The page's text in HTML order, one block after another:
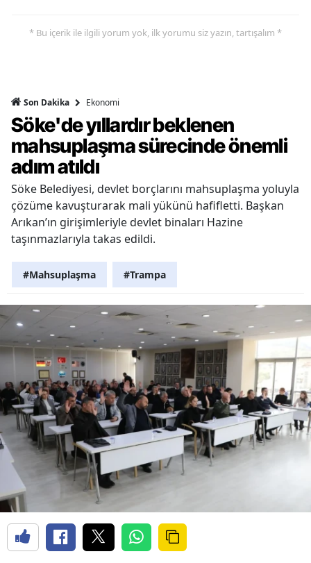
* Bu içerik ile ilgili yorum yok, ilk yorumu siz yazın, tartışalım *
Son Dakika Ekonomi
Söke'de yıllardır beklenen
mahsuplaşma sürecinde önemli
adım atıldı
Söke Belediyesi, devlet borçlarını mahsuplaşma yoluyla
çözüme kavuşturarak mali yükünü hafifletti. Başkan
Arıkan’ın girişimleriyle devlet binaları Hazine
taşınmazlarıyla takas edildi.
#Mahsuplaşma #Trampa